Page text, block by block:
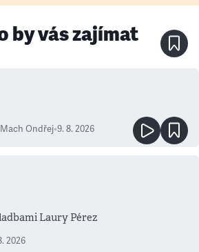
by vás zajímat
Ondřej•9. 8. 2026
Laury Pérez
2026